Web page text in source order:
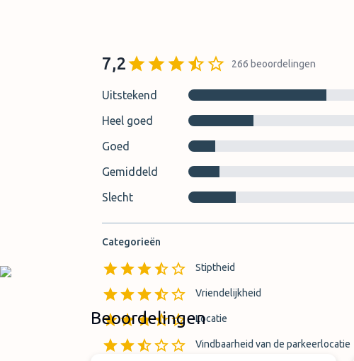
7,2 266 beoordelingen
Uitstekend
Heel goed
Goed
Gemiddeld
Slecht
Categorieën
Stiptheid
Vriendelijkheid
Locatie
Vindbaarheid van de parkeerlocatie
Beoordelingen